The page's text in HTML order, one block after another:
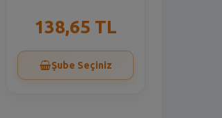
138,65 TL
Şube Seçiniz